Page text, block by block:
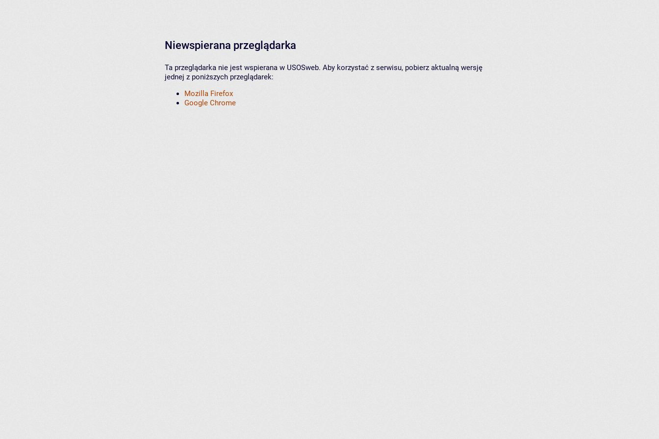
Niewspierana przeglądarka
Ta przeglądarka nie jest wspierana w USOSweb. Aby korzystać z serwisu, pobierz aktualną wersję
jednej z poniższych przeglądarek:
Mozilla Firefox
Google Chrome